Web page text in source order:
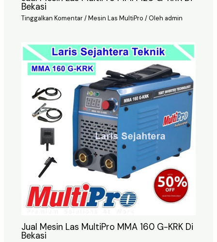
Bekasi
Tinggalkan Komentar/Mesin Las MultiPro / Oleh admin
Jual Mesin Las MultiPro MMA 160 G-KRK Di
Bekasi